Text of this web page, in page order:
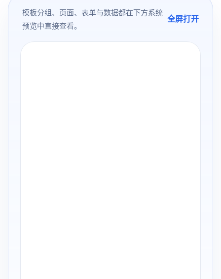
模板分组、页面、表单与数据都在下方系统
预览中直接查看。
全屏打开